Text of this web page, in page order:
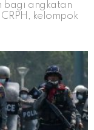
bagi angkatan
kelompok